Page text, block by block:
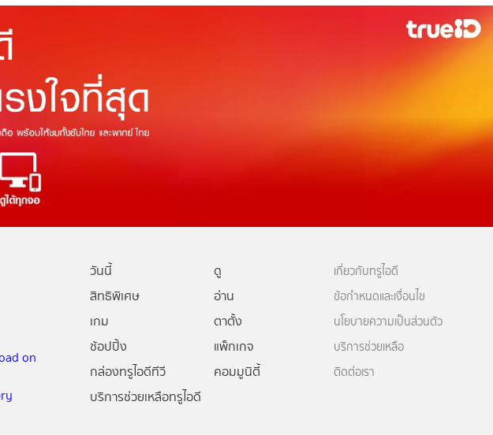
วันนี้
ดู
สิทธิพิเศษ
อ่าน
เกม
ตาตั้ง
ช้อปปิ้ง
แพ็กเกจ
กล่องทรูไอดีทีวี
คอมมูนิตี้
บริการช่วยเหลือทรูไอดี
เกี่ยวกับทรูไอดี
ข้อกำหนดและเงื่อนไข
นโยบายความเป็นส่วนตัว
บริการช่วยเหลือ
ติดต่อเรา